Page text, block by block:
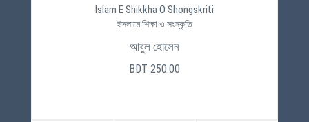
Islam E Shikkha O Shongskriti
ইসলামে শিক্ষা ও সংস্কৃতি
আবুল হোসেন
BDT 250.00